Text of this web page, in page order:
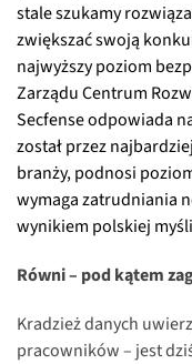
stale szukamy
zwiększać swoją
najwyższy poziom
Zarządu Centrum
Secfense odpowiada
został przez
branży, podnosi
wymaga zatrudniania
wynikiem polskiej
Równi – pod kątem
Kradzież danych
pracowników – jest